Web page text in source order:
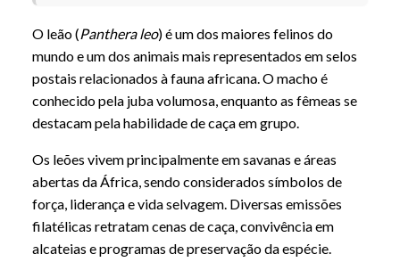
O leão (Panthera leo) é um dos maiores felinos do
mundo e um dos animais mais representados em selos
postais relacionados à fauna africana. O macho é
conhecido pela juba volumosa, enquanto as fêmeas se
destacam pela habilidade de caça em grupo.
Os leões vivem principalmente em savanas e áreas
abertas da África, sendo considerados símbolos de
força, liderança e vida selvagem. Diversas emissões
filatélicas retratam cenas de caça, convivência em
alcateias e programas de preservação da espécie.